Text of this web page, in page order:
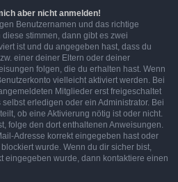
aber nicht anmelden!
Benutzernamen und das richtige
stimmen, dann gibt es zwei
ist und du angegeben hast, dass du
einer deiner Eltern oder deiner
folgen, die du erhalten hast. Wenn
vielleicht aktiviert werden. Bei
Mitglieder erst freigeschaltet
erledigen oder ein Administrator. Bei
ob eine Aktivierung nötig ist oder nicht.
folge den dort enthaltenen Anweisungen.
Adresse korrekt eingegeben hast oder
wurde. Wenn du dir sicher bist,
eingegeben wurde, dann kontaktiere einen